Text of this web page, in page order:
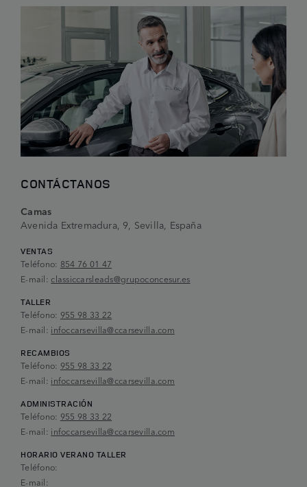
CONTÁCTANOS
Camas
Avenida Extremadura, 9, Sevilla, España
VENTAS
Teléfono: 854 76 01 47
E-mail: classiccarsleads@grupoconcesur.es
TALLER
Teléfono: 955 98 33 22
E-mail: infoccarsevilla@ccarsevilla.com
RECAMBIOS
Teléfono: 955 98 33 22
E-mail: infoccarsevilla@ccarsevilla.com
ADMINISTRACIÓN
Teléfono: 955 98 33 22
E-mail: infoccarsevilla@ccarsevilla.com
HORARIO VERANO TALLER
Teléfono:
E-mail: